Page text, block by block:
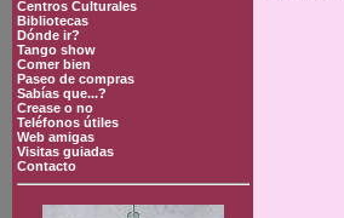
Centros Culturales
Bibliotecas
Dónde ir?
Tango show
Comer bien
Paseo de compras
Sabías que...?
Crease o no
Teléfonos útiles
Web amigas
Visitas guiadas
Contacto